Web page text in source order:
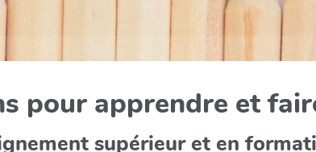
pour apprendre et
supérieur et en